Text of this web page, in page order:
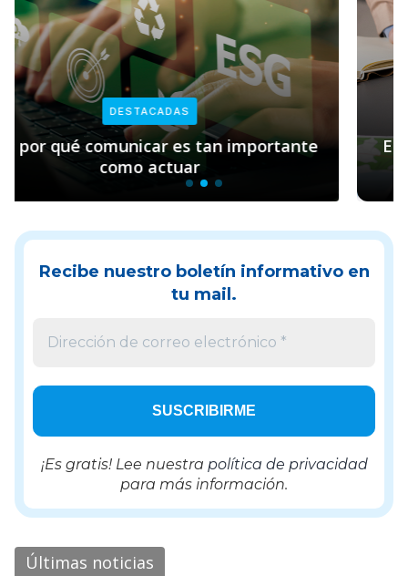
DESTACADAS
Empresas y sostenibilidad: el rol clave de
Pacto Global
Recibe nuestro boletín informativo en
tu mail.
¡Es gratis! Lee nuestra política de privacidad
para más información.
Últimas noticias